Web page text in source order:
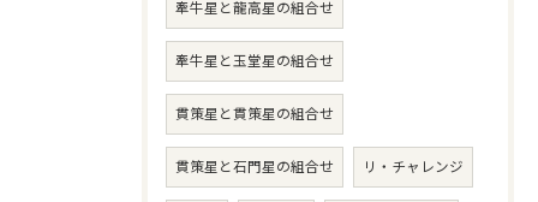
牽牛星と龍高星の組合せ
牽牛星と玉堂星の組合せ
貫策星と貫策星の組合せ
貫策星と石門星の組合せ リ・チャレンジ